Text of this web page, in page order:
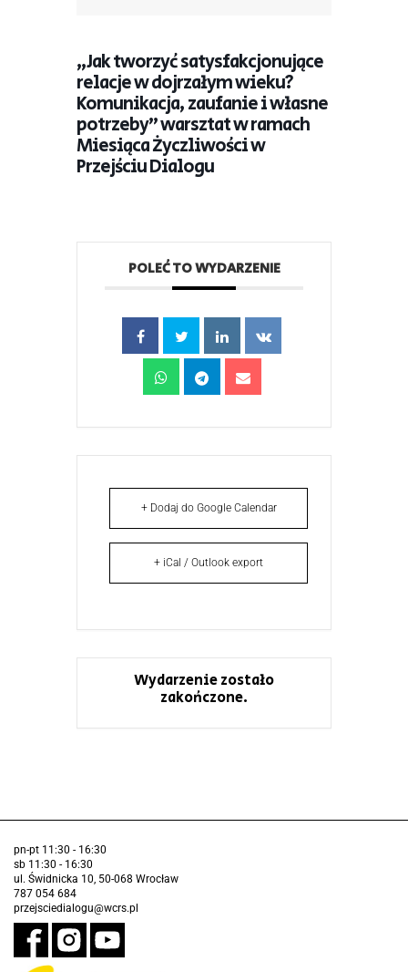
„Jak tworzyć satysfakcjonujące
relacje w dojrzałym wieku?
Komunikacja, zaufanie i własne
potrzeby” warsztat w ramach
Miesiąca Życzliwości w
Przejściu Dialogu
POLEĆ TO WYDARZENIE
+ Dodaj do Google Calendar
+ iCal / Outlook export
Wydarzenie zostało
zakończone.
pn-pt 11:30 - 16:30
sb 11:30 - 16:30
ul. Świdnicka 10, 50-068 Wrocław
787 054 684
przejsciedialogu@wcrs.pl